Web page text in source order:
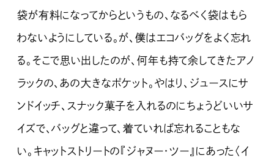
袋が有料になってからというもの、なるべく袋はもら
わないようにしている。が、僕はエコバッグをよく忘れ
る。そこで思い出したのが、何年も持て余してきたアノ
ラックの、あの大きなポケット。やはり、ジュースにサ
ンドイッチ、スナック菓子を入れるのにちょうどいいサ
イズで、バッグと違って、着ていれば忘れることもな
い。キャットストリートの『ジャヌー・ツー』にあった〈イ